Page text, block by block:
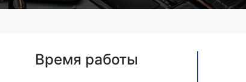
Время работы